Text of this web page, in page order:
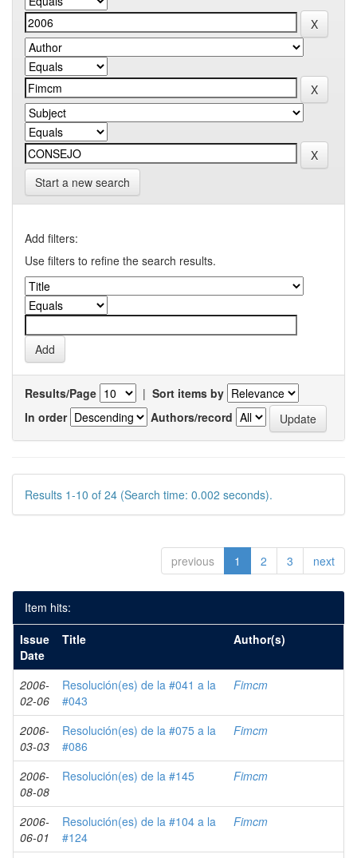
Start a new search
Add filters:
Use filters to refine the search results.
Results/Page | Sort items by
In order
Authors/record
Results 1-10 of 24 (Search time: 0.002 seconds).
previous 1 2 3 next
Item hits:
Issue
Date
Title Author(s)
2006-
02-06
Resolución(es) de la #041 a la
#043
Fimcm
2006-
03-03
Resolución(es) de la #075 a la
#086
Fimcm
2006-
08-08
Resolución(es) de la #145 Fimcm
2006-
06-01
Resolución(es) de la #104 a la
#124
Fimcm